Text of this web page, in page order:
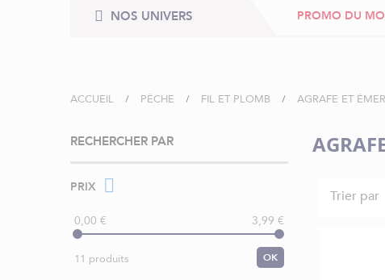
NOS UNIVERS PROMO DU
ACCUEIL PÊCHE FIL ET PLOMB AGRAFE ET
Trier par
RECHERCHER PAR
PRIX
0,00 € 3,99 €
11 produits OK